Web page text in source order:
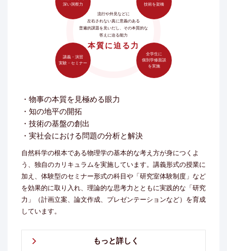
・物事の本質を見極める眼力
・知の地平の開拓
・技術の基盤の創出
・実社会における問題の分析と解決
自然科学の根本である物理学の基本的な考え方が身につくよ
う、独自のカリキュラムを実施しています。講義形式の授業に
加え、体験型のセミナー形式の科目や「研究室体験制度」など
を効果的に取り入れ、理論的な思考力とともに実践的な「研究
力」（計画立案、論文作成、プレゼンテーションなど）を育成
しています。
もっと詳しく
流行や外見などに
左右されない真に意義のある
普遍的課題を見いだし、その本質的な
答えに迫る能力
本質に迫る力
深い洞察力
技術を架橋
講義・演習
実験・セミナー
全学生に
個別学修面談
を実施